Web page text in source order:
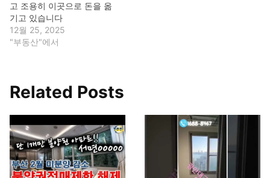
고 조용히 이곳으로 돈을 옮
기고 있습니다
12월 25, 2025
"부동산"에서
Related Posts